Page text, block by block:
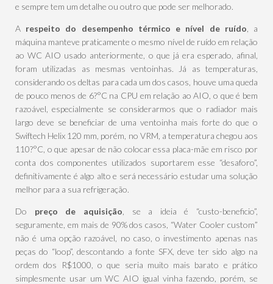
e sempre tem um detalhe ou outro que pode ser melhorado.
A respeito do desempenho térmico e nível de ruído , a
máquina manteve praticamente o mesmo nível de ruído em relação
ao WC AIO usado anteriormente, o que já era esperado, afinal,
foram utilizadas as mesmas ventoinhas. Já as temperaturas,
considerando os deltas para cada um dos casos, houve uma queda
de pouco menos de 6?°C na CPU em relação ao AIO, o que é bem
razoável, especialmente se considerarmos que o radiador mais
largo deve se beneficiar de uma ventoinha mais forte do que o
Swiftech Helix 120 mm, porém, no VRM, a temperatura chegou aos
110?°C, o que apesar de não colocar essa placa-mãe em risco por
conta dos componentes utilizados suportarem esse “desaforo”,
definitivamente é algo alto e será necessário estudar uma solução
melhor para a sua refrigeração.
Do preço de aquisição , se a ideia é “custo-beneficio”,
seguramente, em mais de 90% dos casos, “Water Cooler custom”
não é uma opção razoável, no caso, o investimento apenas nas
peças do “loop”, descontando a fonte SFX, deve ter sido algo na
ordem dos R$1000, o que seria muito mais barato e prático
simplesmente usar um WC AIO igual vinha fazendo, porém, se